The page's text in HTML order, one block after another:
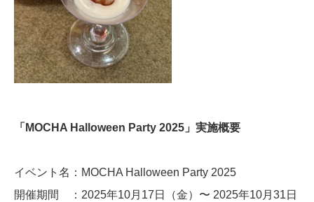
「MOCHA Halloween Party 2025」実施概要
イベント名：MOCHA Halloween Party 2025
開催期間 ：2025年10月17日（金）〜 2025年10月31日